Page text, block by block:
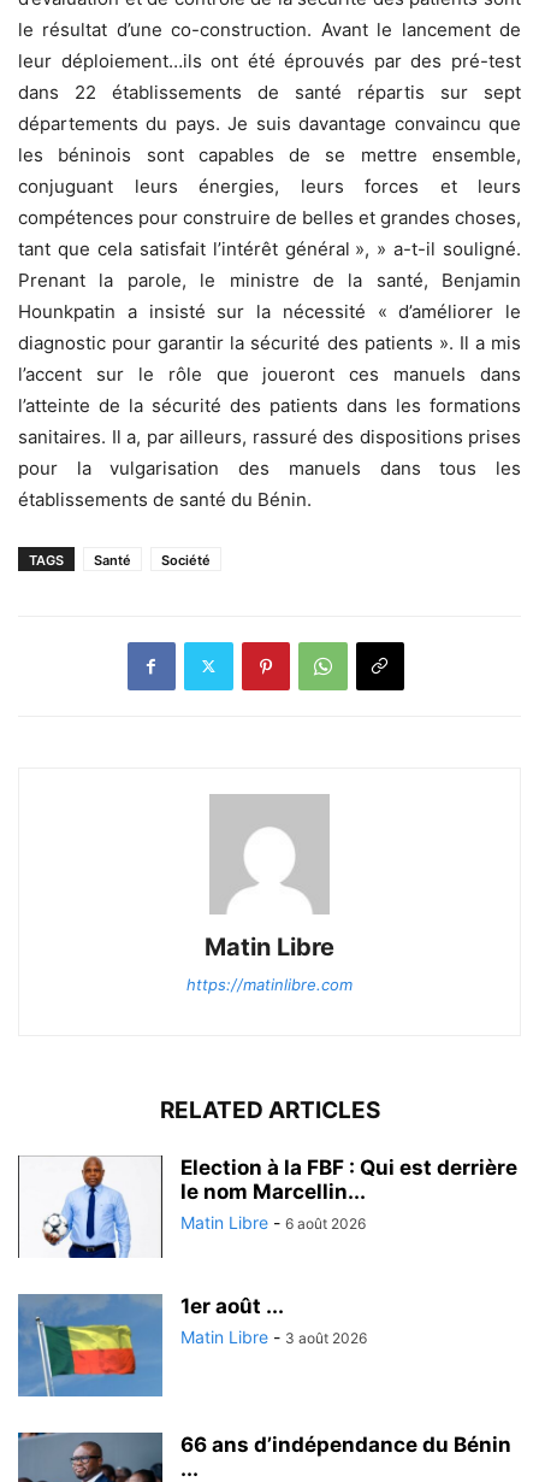
le résultat d’une co-construction. Avant le lancement de
leur déploiement…ils ont été éprouvés par des pré-test
dans 22 établissements de santé répartis sur sept
départements du pays. Je suis davantage convaincu que
les béninois sont capables de se mettre ensemble,
conjuguant leurs énergies, leurs forces et leurs
compétences pour construire de belles et grandes choses,
tant que cela satisfait l’intérêt général », » a-t-il souligné.
Prenant la parole, le ministre de la santé, Benjamin
Hounkpatin a insisté sur la nécessité « d’améliorer le
diagnostic pour garantir la sécurité des patients ». Il a mis
l’accent sur le rôle que joueront ces manuels dans
l’atteinte de la sécurité des patients dans les formations
sanitaires. Il a, par ailleurs, rassuré des dispositions prises
pour la vulgarisation des manuels dans tous les
établissements de santé du Bénin.
TAGS Santé Société
Matin Libre
https://matinlibre.com
RELATED ARTICLES
Election à la FBF : Qui est derrière
le nom Marcellin...
Matin Libre - 6 août 2026
1er août ...
Matin Libre - 3 août 2026
66 ans d’indépendance du Bénin
...